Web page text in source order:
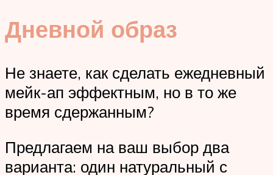
Дневной образ
Не знаете, как сделать ежедневный
мейк-ап эффектным, но в то же
время сдержанным?
Предлагаем на ваш выбор два
варианта: один натуральный с